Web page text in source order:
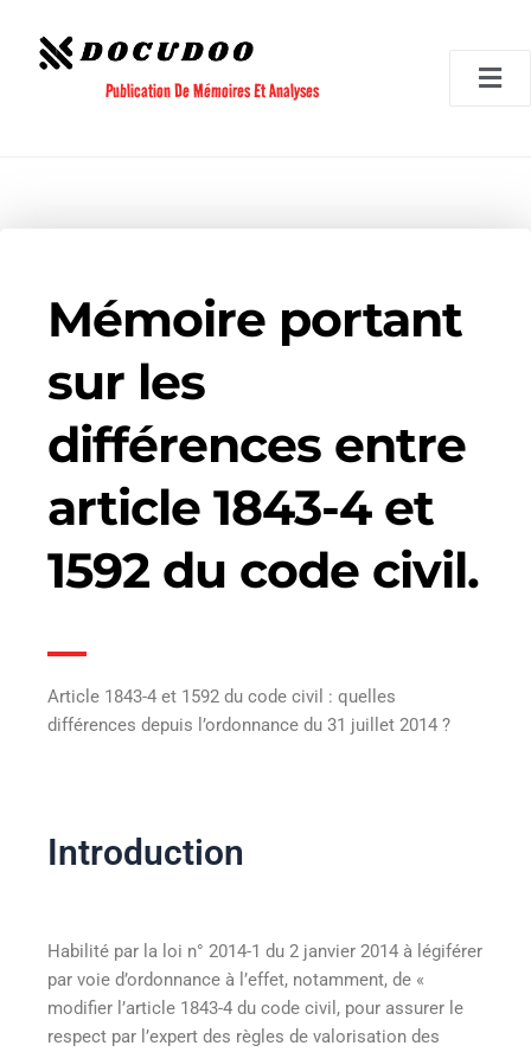
contenu
Publication De Mémoires Et Analyses
Mémoire portant
sur les
différences entre
article 1843-4 et
1592 du code civil.
Article 1843-4 et 1592 du code civil : quelles
différences depuis l’ordonnance du 31 juillet 2014 ?
Introduction
Habilité par la loi n° 2014-1 du 2 janvier 2014 à légiférer
par voie d’ordonnance à l’effet, notamment, de «
modifier l’article 1843-4 du code civil, pour assurer le
respect par l’expert des règles de valorisation des